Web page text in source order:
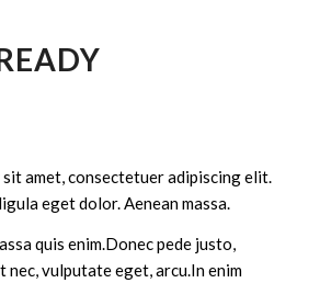
amet, consectetuer adipiscing elit.
eget dolor. Aenean massa.
quis enim.Donec pede justo,
vulputate eget, arcu.In enim